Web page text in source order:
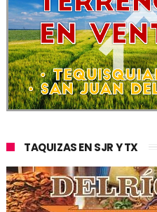
TAQUIZAS EN SJR Y TX